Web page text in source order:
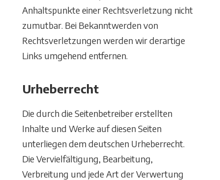
Anhaltspunkte einer Rechtsverletzung nicht
zumutbar. Bei Bekanntwerden von
Rechtsverletzungen werden wir derartige
Links umgehend entfernen.
Urheberrecht
Die durch die Seitenbetreiber erstellten
Inhalte und Werke auf diesen Seiten
unterliegen dem deutschen Urheberrecht.
Die Vervielfältigung, Bearbeitung,
Verbreitung und jede Art der Verwertung